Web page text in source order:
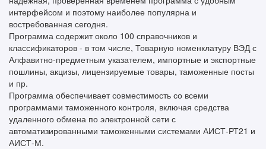
интерфейсом и поэтому наиболее популярна и
востребованная сегодня.
Программа содержит около 100 справочников и
классификаторов - в том числе, Товарную номенклатуру ВЭД с
Алфавитно-предметным указателем, импортные и экспортные
пошлины, акцизы, лицензируемые товары, таможенные посты
и пр.
Программа обеспечивает совместимость со всеми
программами таможенного контроля, включая средства
удаленного обмена по электронной сети с
автоматизированными таможенными системами АИСТ-РТ21 и
АИСТ-М.